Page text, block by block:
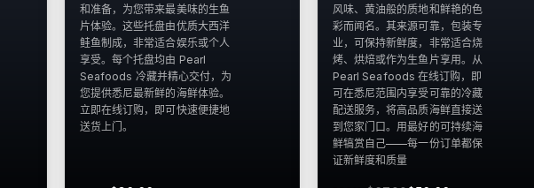
和准备，为您带来最美味的生鱼
片体验。这些托盘由优质大西洋
鲑鱼制成，非常适合娱乐或个人
享受。每个托盘均由 Pearl
Seafoods 冷藏并精心交付，为
您提供悉尼最新鲜的海鲜体验。
立即在线订购，即可快速便捷地
风味、黄油般的质地和鲜艳的色
彩而闻名。其来源可靠，包装专
业，可保持新鲜度，非常适合烧
烤、烘焙或作为生鱼片享用。从
Pearl Seafoods 在线订购，即
可在悉尼范围内享受可靠的冷藏
配送服务，将高品质海鲜直接送
到您家门口。用最好的可持续海
鲜犒赏自己——每一份订单都保